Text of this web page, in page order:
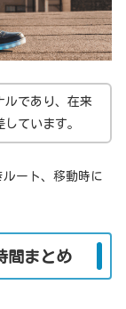
ルであり、在来
ています。
ート、移動時に
間まとめ